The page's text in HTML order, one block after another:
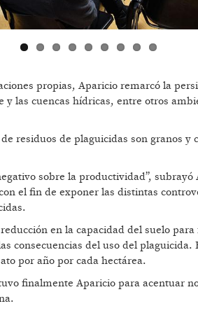
propias, Aparicio remarcó la
y las cuencas hídricas, entre otros
residuos de plaguicidas son granos y
sobre la productividad”, subrayó
el fin de exponer las distintas
en la capacidad del suelo
consecuencias del uso del plaguicida.
por año por cada hectárea.
finalmente Aparicio para acentuar